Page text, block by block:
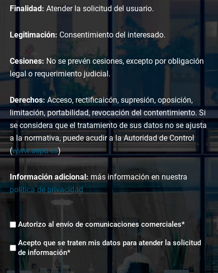
Finalidad: Atender la solicitud del usuario.
Legitimación: Consentimiento del interesado.
Cesiones: No se prevén cesiones, excepto por obligación
legal o requerimiento judicial.
Derechos: Acceso, rectificaicón, supresión, oposición,
limitación, portabilidad, revocación del contentimiento. Si
se considera que el tratamiento de sus datos no se ajusta
a la normativa, puede acudir a la Autoridad de Control
(www.aepd.es)
Información adicional: más información en nuestra
política de privacidad
Envíos
Autorizo al envío de comunicaciones comerciales*
Aceptación
tratamiento
Acepto que se traten mis datos para atender la solicitud
de información*